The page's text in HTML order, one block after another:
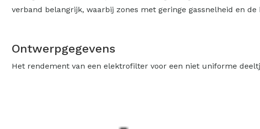
verband belangrijk, waarbij zones met geringe gassnelheid en
Ontwerpgegevens
Het rendement van een elektrofilter voor een niet uniforme